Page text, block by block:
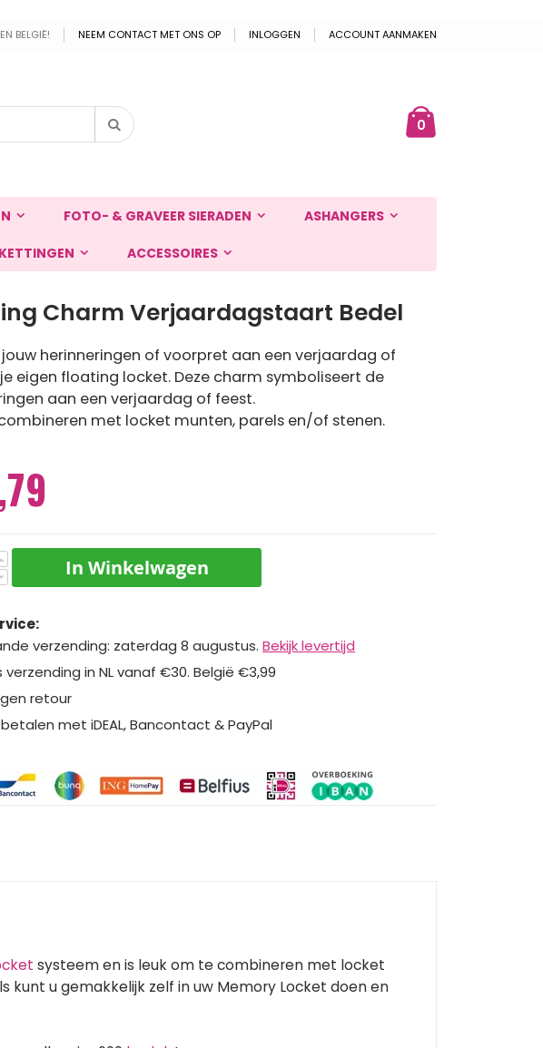
BELGIË! NEEM CONTACT MET ONS OP INLOGGEN ACCOUNT AANMAKEN
0producten
Zoek
FOTO- & GRAVEER SIERADEN ASHANGERS
ACCESSOIRES
Charm Verjaardagstaart Bedel
herinneringen of voorpret aan een verjaardag of
eigen floating locket. Deze charm symboliseert de
aan een verjaardag of feest.
met locket munten, parels en/of stenen.
In Winkelwagen
verzending: zaterdag 8 augustus. Bekijk levertijd
verzending in NL vanaf €30. België €3,99
retour
met iDEAL, Bancontact & PayPal
systeem en is leuk om te combineren met locket
kunt u gemakkelijk zelf in uw Memory Locket doen en